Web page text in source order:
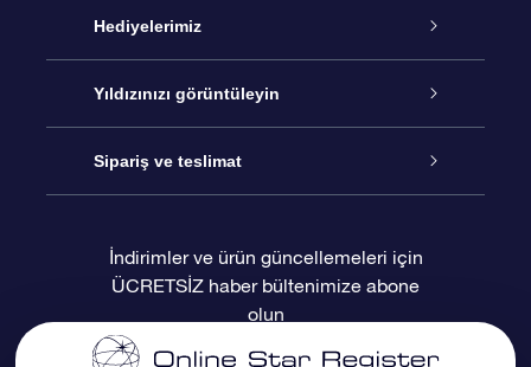
Hizmet
İletişim
Blogu
Değerlendirmeler
Hediyelerimiz
Çevrimiçi Yıldız Hediyesi
OSR Hediye Paketi
OSR Hediye Kartı
Kurumsal hediyeler
Yıldızınızı görüntüleyin
Star Register
Kişiselleştirilmiş Yıldız Sayfası
Bir Milyon Yıldız
Sipariş ve teslimat
Ödeme bilgileri
Sevkiyat bilgileri
İndirimler ve ürün güncellemeleri için
ÜCRETSİZ haber bültenimize abone
olun